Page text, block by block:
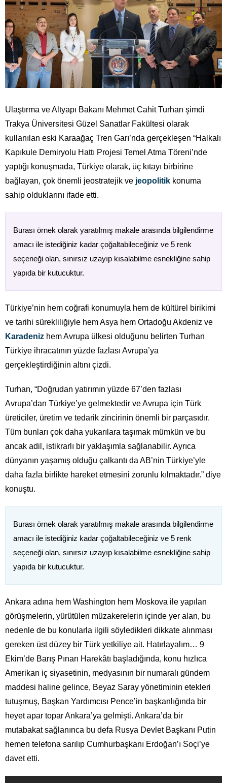
Ulaştırma ve Altyapı Bakanı Mehmet Cahit Turhan şimdi
Trakya Üniversitesi Güzel Sanatlar Fakültesi olarak
kullanılan eski Karaağaç Tren Garı’nda gerçekleşen “Halkalı
Kapıkule Demiryolu Hattı Projesi Temel Atma Töreni’nde
yaptığı konuşmada, Türkiye olarak, üç kıtayı birbirine
bağlayan, çok önemli jeostratejik ve jeopolitik konuma
sahip olduklarını ifade etti.
Burası örnek olarak yaratılmış makale arasında bilgilendirme
amacı ile istediğiniz kadar çoğaltabileceğiniz ve 5 renk
seçeneği olan, sınırsız uzayıp kısalabilme esnekliğine sahip
yapıda bir kutucuktur.
Türkiye’nin hem coğrafi konumuyla hem de kültürel birikimi
ve tarihi sürekliliğiyle hem Asya hem Ortadoğu Akdeniz ve
Karadeniz hem Avrupa ülkesi olduğunu belirten Turhan
Türkiye ihracatının yüzde fazlası Avrupa’ya
gerçekleştirdiğinin altını çizdi.
Turhan, “Doğrudan yatırımın yüzde 67’den fazlası
Avrupa’dan Türkiye’ye gelmektedir ve Avrupa için Türk
üreticiler, üretim ve tedarik zincirinin önemli bir parçasıdır.
Tüm bunları çok daha yukarılara taşımak mümkün ve bu
ancak adil, istikrarlı bir yaklaşımla sağlanabilir. Ayrıca
dünyanın yaşamış olduğu çalkantı da AB’nin Türkiye’yle
daha fazla birlikte hareket etmesini zorunlu kılmaktadır.” diye
konuştu.
Burası örnek olarak yaratılmış makale arasında bilgilendirme
amacı ile istediğiniz kadar çoğaltabileceğiniz ve 5 renk
seçeneği olan, sınırsız uzayıp kısalabilme esnekliğine sahip
yapıda bir kutucuktur.
Ankara adına hem Washington hem Moskova ile yapılan
görüşmelerin, yürütülen müzakerelerin içinde yer alan, bu
nedenle de bu konularla ilgili söyledikleri dikkate alınması
gereken üst düzey bir Türk yetkiliye ait. Hatırlayalım… 9
Ekim’de Barış Pınarı Harekâtı başladığında, konu hızlıca
Amerikan iç siyasetinin, medyasının bir numaralı gündem
maddesi haline gelince, Beyaz Saray yönetiminin etekleri
tutuşmuş, Başkan Yardımcısı Pence’in başkanlığında bir
heyet apar topar Ankara’ya gelmişti. Ankara’da bir
mutabakat sağlanınca bu defa Rusya Devlet Başkanı Putin
hemen telefona sarılıp Cumhurbaşkanı Erdoğan’ı Soçi’ye
davet etti.